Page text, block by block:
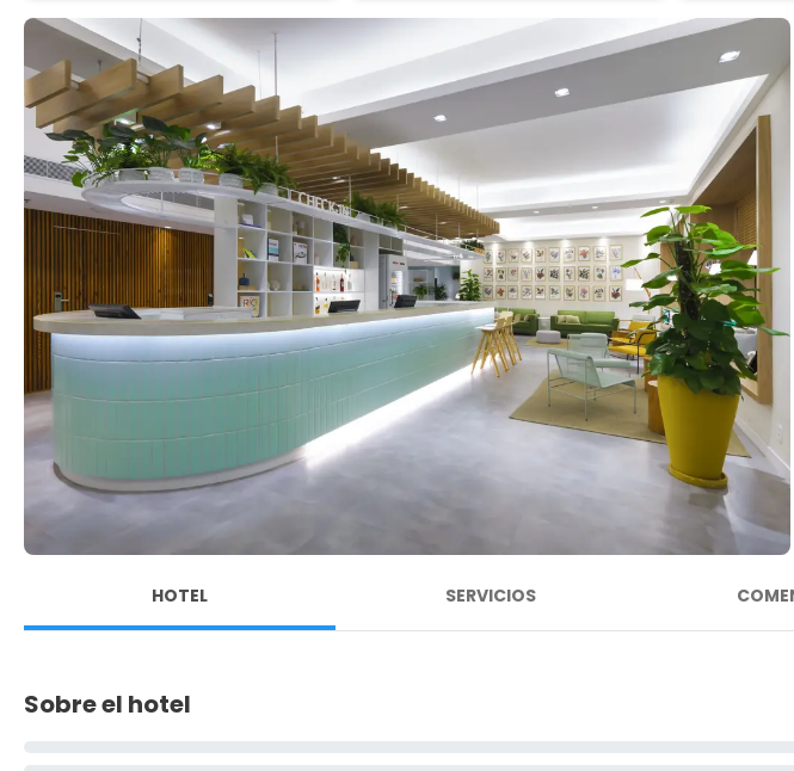
HOTEL SERVICIOS
Sobre el hotel